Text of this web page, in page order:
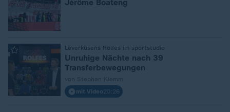
Jérôme Boateng
Leverkusens Rolfes im sportstudio
:
Unruhige Nächte nach 39
Transferbewegungen
mit Video20:26